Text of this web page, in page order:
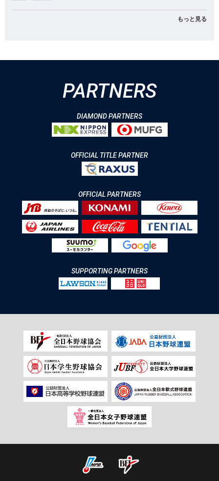
もっと見る
PARTNERS
DIAMOND PARTNERS
OFFICIAL TITLE PARTNER
OFFICIAL PARTNERS
SUPPORTING PARTNERS